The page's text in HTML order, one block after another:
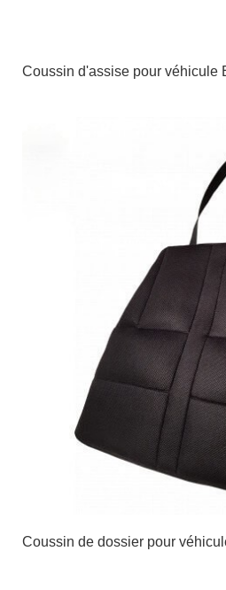
Coussin d'assise pour véhicule
Coussin de dossier pour